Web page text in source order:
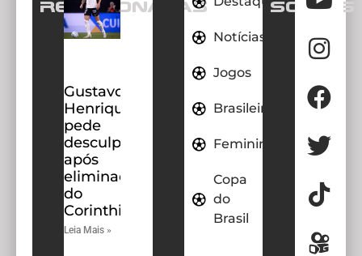
Relacionadas
Gustavo
Henrique
pede
desculpas
após
eliminação
do
Corinthians
Leia Mais »
Notícias
Jogos
Brasileirao
Feminino
Copa
do
Brasil
SOCIAIS